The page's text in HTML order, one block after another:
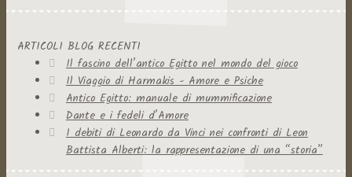
ARTICOLI BLOG RECENTI
Il fascino dell’antico Egitto nel mondo del gioco
Il Viaggio di Harmakis - Amore e Psiche
Antico Egitto: manuale di mummificazione
Dante e i fedeli d’Amore
I debiti di Leonardo da Vinci nei confronti di Leon
Battista Alberti: la rappresentazione di una “storia”